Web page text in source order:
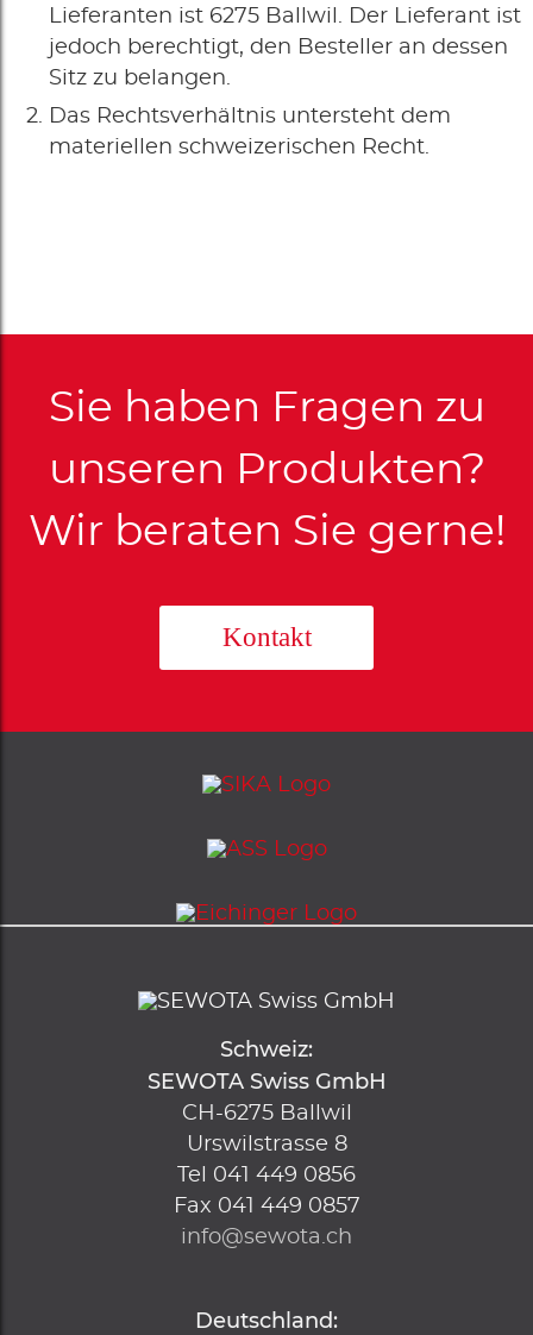
Lieferanten ist 6275 Ballwil. Der Lieferant ist
jedoch berechtigt, den Besteller an dessen
Sitz zu belangen.
Das Rechtsverhältnis untersteht dem
materiellen schweizerischen Recht.
Sie haben Fragen zu
unseren Produkten?
Wir beraten Sie gerne!
Kontakt
Schweiz:
SEWOTA Swiss GmbH
CH-6275 Ballwil
Urswilstrasse 8
Tel
041 449 0856
Fax 041 449 0857
info@sewota.ch
Deutschland: